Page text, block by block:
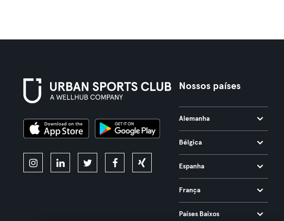
Nossos países
Alemanha
Bélgica
Espanha
França
Países Baixos